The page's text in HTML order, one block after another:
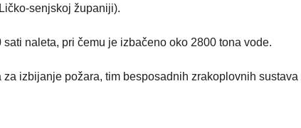
senjskoj županiji).
naleta, pri čemu je izbačeno oko 2800 tona vode.
izbijanje požara, tim besposadnih zrakoplovnih sustava